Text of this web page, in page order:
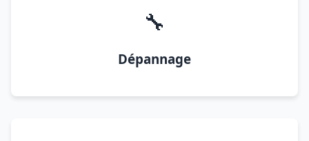
🔧
Dépannage